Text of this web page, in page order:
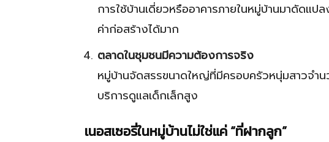
การใช้บ้านเดี่ยวหรืออาคารภายในหมู่บ้านมาดัดแป
ค่าก่อสร้างได้มาก
ตลาดในชุมชนมีความต้องการจริง
หมู่บ้านจัดสรรขนาดใหญ่ที่มีครอบครัวหนุ่มสาวจำ
บริการดูแลเด็กเล็กสูง
เนอสเซอรี่ในหมู่บ้านไม่ใช่แค่ “ที่ฝากลูก”